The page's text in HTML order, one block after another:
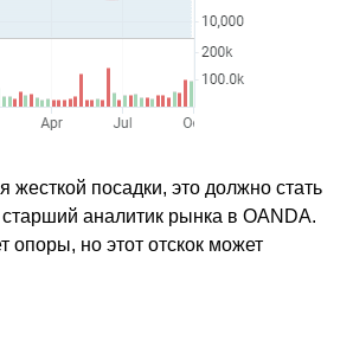
посадки, это должно стать
аналитик рынка в OANDA.
опоры, но этот отскок может